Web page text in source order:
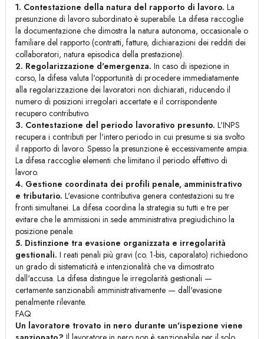
1. Contestazione della natura del rapporto di lavoro. La
presunzione di lavoro subordinato è superabile. La difesa raccoglie
la documentazione che dimostra la natura autonoma, occasionale o
familiare del rapporto (contratti, fatture, dichiarazioni dei redditi dei
collaboratori, natura episodica della prestazione).
2. Regolarizzazione d'emergenza. In caso di ispezione in
corso, la difesa valuta l'opportunità di procedere immediatamente
alla regolarizzazione dei lavoratori non dichiarati, riducendo il
numero di posizioni irregolari accertate e il corrispondente
recupero contributivo.
3. Contestazione del periodo lavorativo presunto. L'INPS
recupera i contributi per l'intero periodo in cui presume si sia svolto
il rapporto di lavoro. Spesso la presunzione è eccessivamente ampia.
La difesa raccoglie elementi che limitano il periodo effettivo di
lavoro.
4. Gestione coordinata dei profili penale, amministrativo
e tributario. L'evasione contributiva genera contestazioni su tre
fronti simultanei. La difesa coordina la strategia su tutti e tre per
evitare che le ammissioni in sede amministrativa pregiudichino la
posizione penale.
5. Distinzione tra evasione organizzata e irregolarità
gestionali. I reati penali più gravi (co. 1-bis, caporalato) richiedono
un grado di sistematicità e intenzionalità che va dimostrato
dall'accusa. La difesa distingue le irregolarità gestionali —
certamente sanzionabili amministrativamente — dall'evasione
penalmente rilevante.
FAQ
Un lavoratore trovato in nero durante un'ispezione viene